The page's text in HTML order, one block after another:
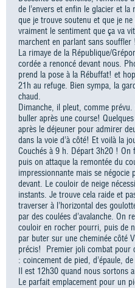
de l’envers et enfin le glacier et la
que je trouve soutenu et que je
vraiment le sentiment que ça va
marchent en parlant sans souffler
La rimaye de la République/
cordée a renoncé devant nous.
prend la pose à la Rébuffat! et
21h au refuge. Bien sympa, la
chaud.
Dimanche, il pleut, comme prévu.
buller après une course!
après le déjeuner pour admirer
dans la voie d’à côté! Et voilà la
Couchés à 9 h. Départ 3h20 ! On
puis on attaque la remontée du
impressionnante mais se
devant. Le couloir de neige
instants. Je trouve cela raide et
traverser à l’horizontal des
par des coulées d’avalanche. On
couloir en rocher pourri, puis de
par buter sur une cheminée côté
précis! Premier joli combat pour
: coincement de pied, d’épaule,
Il est 12h30 quand nous sortons
Le parfait emplacement pour un